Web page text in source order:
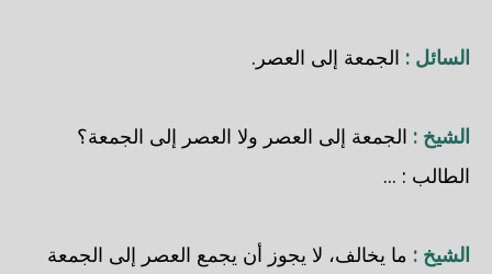
السائل : الجمعة إلى العصر.
الشيخ : الجمعة إلى العصر ولا العصر إلى الجمعة؟
الطالب : ...
الشيخ : ما يخالف، لا يجوز أن يجمع العصر إلى الجمعة